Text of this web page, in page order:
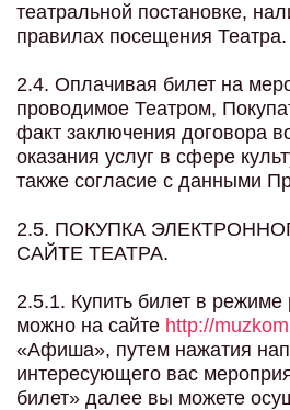
театральной постановке,
правилах посещения Театра.
2.4. Оплачивая билет на
проводимое Театром,
факт заключения договора
оказания услуг в сфере
также согласие с данными
2.5. ПОКУПКА
САЙТЕ ТЕАТРА.
2.5.1. Купить билет в
можно на сайте http://
«Афиша», путем нажатия
интересующего вас
билет» далее вы можете